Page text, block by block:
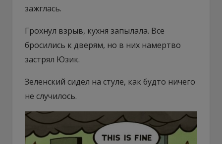
зажглась.
Грохнул взрыв, кухня запылала. Все
бросились к дверям, но в них намертво
застрял Юзик.
Зеленский сидел на стуле, как будто ничего
не случилось.